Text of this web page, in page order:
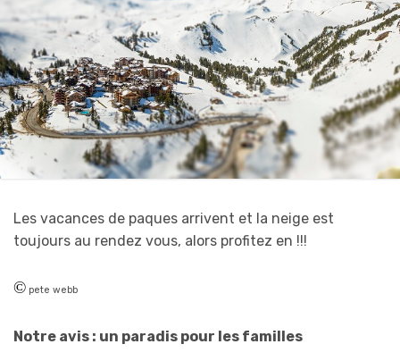
Les vacances de paques arrivent et la neige est
toujours au rendez vous, alors profitez en !!!
© pete webb
Notre avis : un paradis pour les familles